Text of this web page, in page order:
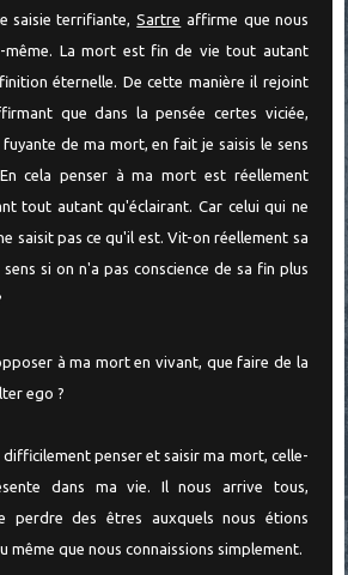
saisie terrifiante, Sartre affirme que nous
même. La mort est fin de vie tout autant
éternelle. De cette manière il rejoint
que dans la pensée certes viciée,
de ma mort, en fait je saisis le sens
cela penser à ma mort est réellement
tout autant qu'éclairant. Car celui qui ne
saisit pas ce qu'il est. Vit-on réellement sa
si on n'a pas conscience de sa fin plus
à ma mort en vivant, que faire de la
ego ?
difficilement penser et saisir ma mort, celle-
dans ma vie. Il nous arrive tous,
perdre des êtres auxquels nous étions
que nous connaissions simplement.